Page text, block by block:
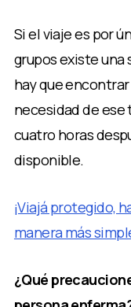
Si el viaje es por
grupos existe una
hay que
necesidad de ese
cuatro horas
disponible.
¡Viajá protegido,
manera más
¿Qué